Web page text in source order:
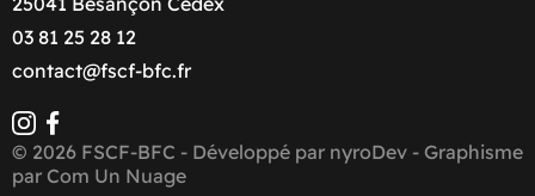
03 81 25 28 12
contact@fscf-bfc.fr
© 2026 FSCF-BFC - Développé par nyroDev - Graphisme
par Com Un Nuage